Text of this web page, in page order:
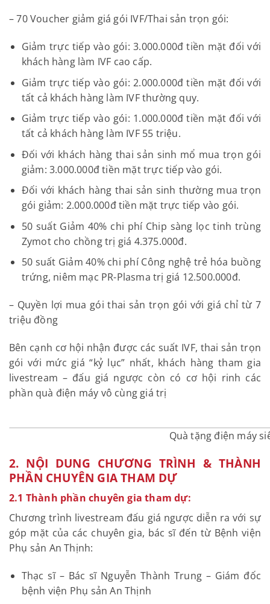
– 70 Voucher giảm giá gói IVF/Thai sản trọn gói:
Giảm trực tiếp vào gói: 3.000.000đ tiền mặt đối với
khách hàng làm IVF cao cấp.
Giảm trực tiếp vào gói: 2.000.000đ tiền mặt đối với
tất cả khách hàng làm IVF thường quy.
Giảm trực tiếp vào gói: 1.000.000đ tiền mặt đối với
tất cả khách hàng làm IVF 55 triệu.
Đối với khách hàng thai sản sinh mổ mua trọn gói
giảm: 3.000.000đ tiền mặt trực tiếp vào gói.
Đối với khách hàng thai sản sinh thường mua trọn
gói giảm: 2.000.000đ tiền mặt trực tiếp vào gói.
50 suất Giảm 40% chi phí Chip sàng lọc tinh trùng
Zymot cho chồng trị giá 4.375.000đ.
50 suất Giảm 40% chi phí Công nghệ trẻ hóa buồng
trứng, niêm mạc PR-Plasma trị giá 12.500.000đ.
– Quyền lợi mua gói thai sản trọn gói với giá chỉ từ 7
triệu đồng
Bên cạnh cơ hội nhận được các suất IVF, thai sản trọn
gói với mức giá “kỷ lục” nhất, khách hàng tham gia
livestream – đấu giá ngược còn có cơ hội rinh các
phần quà điện máy vô cùng giá trị
Quà tặng điện máy
2. NỘI DUNG CHƯƠNG TRÌNH & THÀNH
PHẦN CHUYÊN GIA THAM DỰ
2.1 Thành phần chuyên gia tham dự:
Chương trình livestream đấu giá ngược diễn ra với sự
góp mặt của các chuyên gia, bác sĩ đến từ Bệnh viện
Phụ sản An Thịnh:
Thạc sĩ – Bác sĩ Nguyễn Thành Trung – Giám đốc
bệnh viện Phụ sản An Thịnh